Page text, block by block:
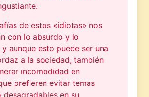
de estos «idiotas» nos
con lo absurdo y lo
aunque esto puede ser una
a la sociedad, también
incomodidad en
prefieren evitar temas
desagradables en su